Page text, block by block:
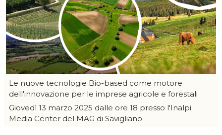
Le nuove tecnologie Bio-based come motore
dell'innovazione per le imprese agricole e forestali
Giovedì 13 marzo 2025 dalle ore 18 presso l'Inalpi
Media Center del MAG di Savigliano